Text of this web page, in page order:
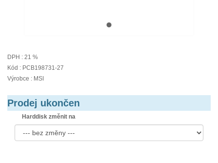
DPH : 21 %
Kód : PCB198731-27
Výrobce : MSI
Prodej ukončen
Harddisk změnit na